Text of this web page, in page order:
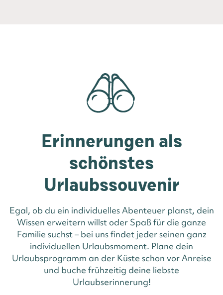
Erinnerungen als
schönstes
Urlaubssouvenir
Egal, ob du ein individuelles Abenteuer planst, dein
Wissen erweitern willst oder Spaß für die ganze
Familie suchst – bei uns findet jeder seinen ganz
individuellen Urlaubsmoment. Plane dein
Urlaubsprogramm an der Küste schon vor Anreise
und buche frühzeitig deine liebste
Urlaubserinnerung!